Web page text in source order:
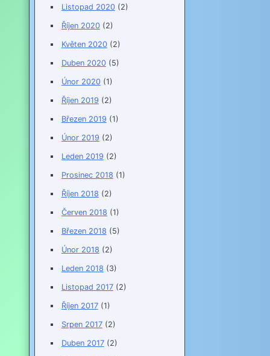
Listopad 2020(2)
Říjen 2020(2)
Květen 2020(2)
Duben 2020(5)
Únor 2020(1)
Říjen 2019 (2)
Březen 2019 (1)
Únor 2019 (2)
Leden 2019 (2)
Prosinec 2018 (1)
Říjen 2018 (2)
Červen 2018 (1)
Březen 2018 (5)
Únor 2018 (2)
Leden 2018 (3)
Listopad 2017(2)
Říjen 2017(1)
Srpen 2017(2)
Duben 2017(2)